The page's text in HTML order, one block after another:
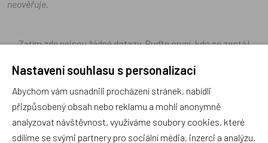
neověřuje.
Zatím zde nejsou žádné dotazy. Buďte první, kdo se zeptá!
Recenze
Nastavení souhlasu s personalizací
Abychom vám usnadnili procházení stránek, nabídli
přizpůsobený obsah nebo reklamu a mohli anonymně
analyzovat návštěvnost, využíváme soubory cookies, které
sdílíme se svými partnery pro sociální média, inzerci a analýzu.